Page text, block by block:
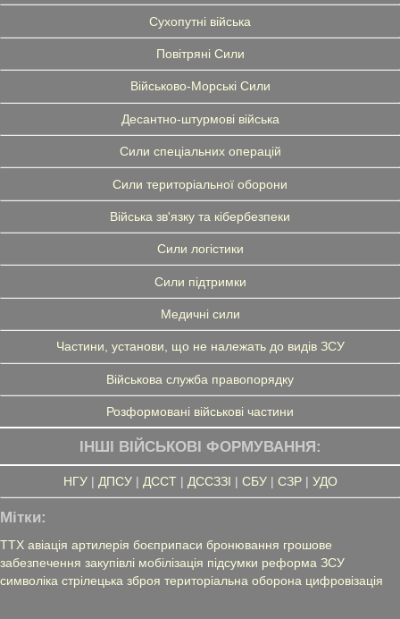
Сухопутні війська
Повітряні Сили
Військово-Морські Сили
Десантно-штурмові війська
Сили спеціальних операцій
Сили територіальної оборони
Війська зв'язку та кібербезпеки
Сили логістики
Сили підтримки
Медичні сили
Частини, установи, що не належать до видів ЗСУ
Військова служба правопорядку
Розформовані військові частини
ІНШІ ВІЙСЬКОВІ ФОРМУВАННЯ:
НГУ| ДПСУ| ДССТ| ДССЗЗІ | СБУ| СЗР| УДО
Мітки:
ТТХ авіація артилерія боєприпаси бронювання грошове
забезпечення закупівлі мобілізація підсумки реформа ЗСУ
символіка стрілецька зброя територіальна оборона цифровізація